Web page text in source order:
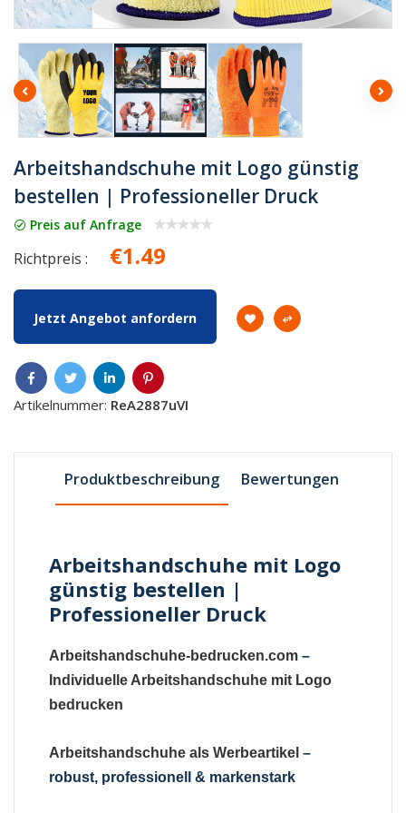
Arbeitshandschuhe mit Logo günstig
bestellen | Professioneller Druck
Preis auf Anfrage
Richtpreis : €1.49
Jetzt Angebot anfordern
Artikelnummer: ReA2887uVI
Produktbeschreibung Bewertungen
Arbeitshandschuhe mit Logo
günstig bestellen |
Professioneller Druck
Arbeitshandschuhe-bedrucken.com –
Individuelle Arbeitshandschuhe mit Logo
bedrucken
Arbeitshandschuhe als Werbeartikel –
robust, professionell & markenstark